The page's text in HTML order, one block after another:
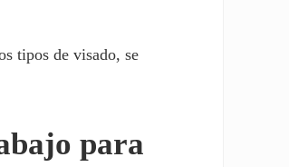
tipos de visado, se
para